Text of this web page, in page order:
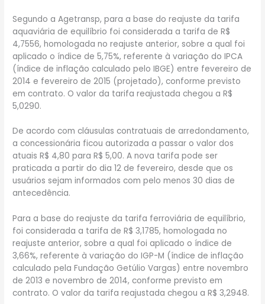
Segundo a Agetransp, para a base do reajuste da tarifa
aquaviária de equilíbrio foi considerada a tarifa de R$
4,7556, homologada no reajuste anterior, sobre a qual foi
aplicado o índice de 5,75%, referente à variação do IPCA
(índice de inflação calculado pelo IBGE) entre fevereiro de
2014 e fevereiro de 2015 (projetado), conforme previsto
em contrato. O valor da tarifa reajustada chegou a R$
5,0290.
De acordo com cláusulas contratuais de arredondamento,
a concessionária ficou autorizada a passar o valor dos
atuais R$ 4,80 para R$ 5,00. A nova tarifa pode ser
praticada a partir do dia 12 de fevereiro, desde que os
usuários sejam informados com pelo menos 30 dias de
antecedência.
Para a base do reajuste da tarifa ferroviária de equilíbrio,
foi considerada a tarifa de R$ 3,1785, homologada no
reajuste anterior, sobre a qual foi aplicado o índice de
3,66%, referente à variação do IGP-M (índice de inflação
calculado pela Fundação Getúlio Vargas) entre novembro
de 2013 e novembro de 2014, conforme previsto em
contrato. O valor da tarifa reajustada chegou a R$ 3,2948.